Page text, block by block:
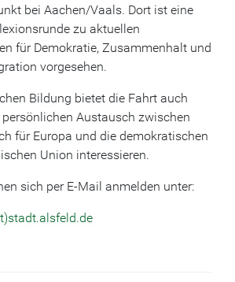
bei Aachen/Vaals. Dort ist eine
zu aktuellen
für Demokratie, Zusammenhalt und
vorgesehen.
Bildung bietet die Fahrt auch
Austausch zwischen
für Europa und die demokratischen
Union interessieren.
sich per E-Mail anmelden unter: